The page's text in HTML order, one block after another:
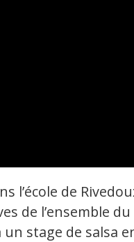
l’école de
de l’ensemble
stage de salsa